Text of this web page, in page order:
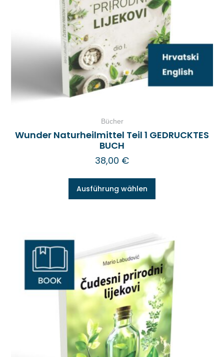
Bücher
Wunder Naturheilmittel Teil 1 GEDRUCKTES
BUCH
38,00 €
Ausführung wählen